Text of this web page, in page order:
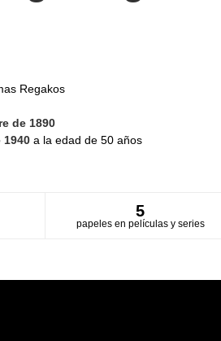
Regakos
de 1890
1940 a la edad de 50 años
5
papeles en películas y series